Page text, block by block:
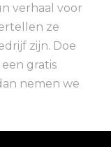
verhaal voor
ze
zijn. Doe
gratis
nemen we